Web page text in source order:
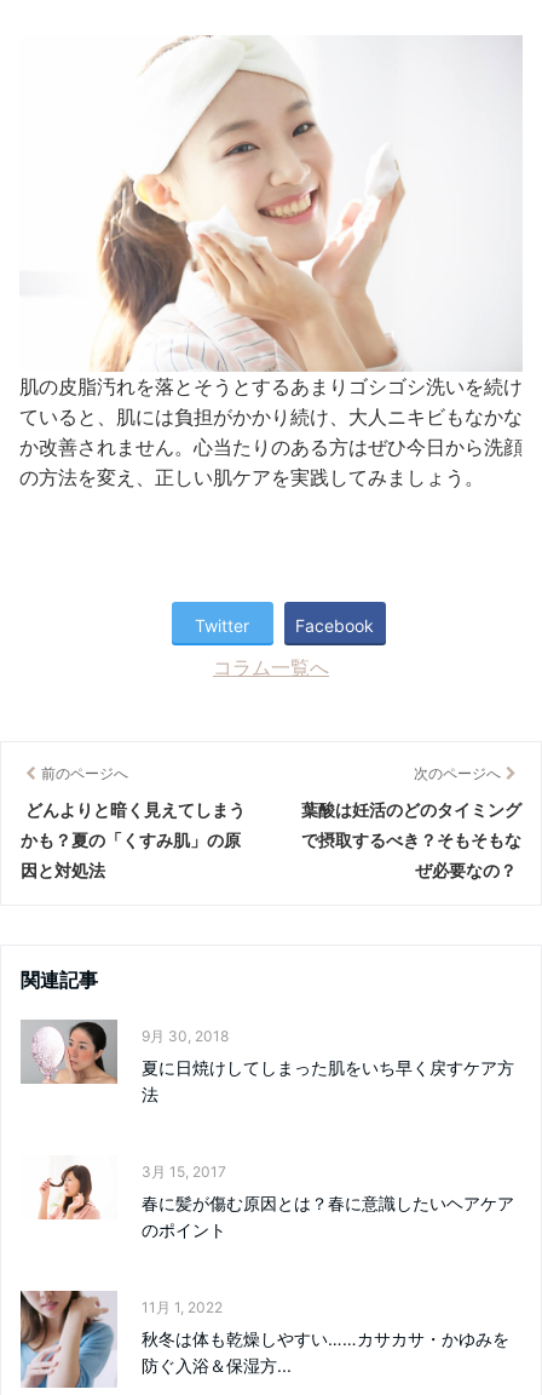
肌の皮脂汚れを落とそうとするあまりゴシゴシ洗いを続け
ていると、肌には負担がかかり続け、大人ニキビもなかな
か改善されません。心当たりのある方はぜひ今日から洗顔
の方法を変え、正しい肌ケアを実践してみましょう。
Twitter Facebook
コラム一覧へ
前のページへ
どんよりと暗く見えてしまう
かも？夏の「くすみ肌」の原
因と対処法
次のページへ
葉酸は妊活のどのタイミング
で摂取するべき？そもそもな
ぜ必要なの？
関連記事
9月 30, 2018
夏に日焼けしてしまった肌をいち早く戻すケア方
法
3月 15, 2017
春に髪が傷む原因とは？春に意識したいヘアケア
のポイント
11月 1, 2022
秋冬は体も乾燥しやすい……カサカサ・かゆみを
防ぐ入浴＆保湿方...